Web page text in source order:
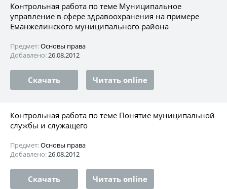
Контрольная работа по теме Муниципальное
управление в сфере здравоохранения на примере
Еманжелинского муниципального района
Предмет:Основы права
Добавлено:26.08.2012
Скачать Читать online
Контрольная работа по теме Понятие муниципальной
службы и служащего
Предмет:Основы права
Добавлено:26.08.2012
Скачать Читать online